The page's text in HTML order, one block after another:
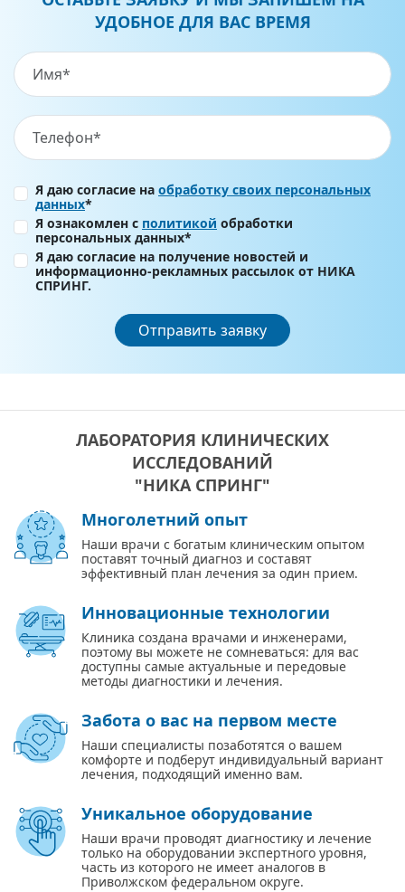
УДОБНОЕ ДЛЯ ВАС ВРЕМЯ
Я даю согласие на обработку своих персональных
данных*
Я ознакомлен с политикой обработки
персональных данных*
Я даю согласие на получение новостей и
информационно-рекламных рассылок от НИКА
СПРИНГ.
Отправить заявку
ЛАБОРАТОРИЯ КЛИНИЧЕСКИХ
ИССЛЕДОВАНИЙ
"НИКА СПРИНГ"
Многолетний опыт
Наши врачи с богатым клиническим опытом
поставят точный диагноз и составят
эффективный план лечения за один прием.
Инновационные технологии
Клиника создана врачами и инженерами,
поэтому вы можете не сомневаться: для вас
доступны самые актуальные и передовые
методы диагностики и лечения.
Забота о вас на первом месте
Наши специалисты позаботятся о вашем
комфорте и подберут индивидуальный вариант
лечения, подходящий именно вам.
Уникальное оборудование
Наши врачи проводят диагностику и лечение
только на оборудовании экспертного уровня,
часть из которого не имеет аналогов в
Приволжском федеральном округе.